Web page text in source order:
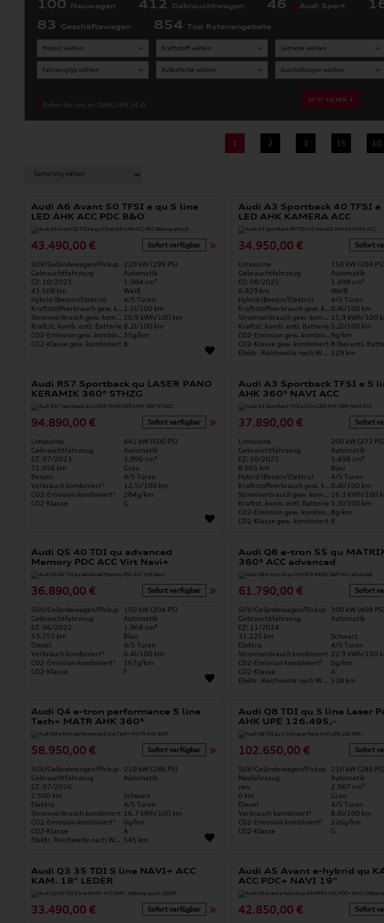
100 Neuwagen 412 Gebrauchtwagen 46 Audi Sport
83 Geschäftswagen 854 Top Ratenangebote
Modell wählen Kraftstoff wählen Getriebe wählen
Fahrzeugtyp wählen Außenfarbe wählen Ausstattungen wählen
JETZT SUCHEN
Rufen Sie uns an: 0841/49 14-0
1 2 3 15 16
Audi A6 Avant 50 TFSI e qu S line
LED AHK ACC PDC B&O
43.490,00 € Sofort verfügbar
SUV/Geländewagen/Pickup
220 kW (299 PS)
Gebrauchtfahrzeug
Automatik
EZ: 10/2023
1.984 cm³
43.508 km
Weiß
Hybrid (Benzin/Elektro)
4/5 Türen
Kraftstoffverbrauch gew. kombiniert 1.5l/100 km
Stromverbrauch gew. kombiniert 20.9 kWh/100 km
Kraftst. komb. entl. Batterie 8.2l/100 km
CO2-Emission gew. kombiniert35g/km
CO2-Klasse gew. kombiniert B
Audi A3 Sportback 40 TFSI e
LED AHK KAMERA ACC
34.950,00 € Sofort
Limousine
150 kW (204 PS)
Gebrauchtfahrzeug
Automatik
EZ: 08/2025
1.498 cm³
6.829 km
Weiß
Hybrid (Benzin/Elektro)
4/5 Türen
Kraftstoffverbrauch gew. kombiniert0.4l/100 km
Stromverbrauch gew. kombiniert 15.9 kWh/100
Kraftst. komb. entl. Batterie 5.2l/100 km
CO2-Emission gew. kombiniert9g/km
CO2-Klasse gew. kombiniert B (bei entl.
Elektr. Reichweite nach WLTP* 129 km
Audi RS7 Sportback qu LASER PANO
KERAMIK 360° STHZG
94.890,00 € Sofort verfügbar
Limousine
441 kW (600 PS)
Gebrauchtfahrzeug
Automatik
EZ: 07/2023
3.996 cm³
71.956 km
Grau
Benzin
4/5 Türen
Verbrauch kombiniert¹
12.5l/100 km
CO2-Emission kombiniert¹
284g/km
CO2-Klasse
G
Audi A3 Sportback TFSI e S
AHK 360° NAVI ACC
37.890,00 € Sofort
Limousine
200 kW (272 PS)
Gebrauchtfahrzeug
Automatik
EZ: 10/2025
1.498 cm³
8.665 km
Blau
Hybrid (Benzin/Elektro)
4/5 Türen
Kraftstoffverbrauch gew. kombiniert0.4l/100 km
Stromverbrauch gew. kombiniert 16.3 kWh/100
Kraftst. komb. entl. Batterie 5.3l/100 km
CO2-Emission gew. kombiniert8g/km
CO2-Klasse gew. kombiniert B
Audi Q5 40 TDI qu advanced
Memory PDC ACC Virt Navi+
36.890,00 € Sofort verfügbar
SUV/Geländewagen/Pickup
150 kW (204 PS)
Gebrauchtfahrzeug
Automatik
EZ: 06/2022
1.968 cm³
53.755 km
Blau
Diesel
4/5 Türen
Verbrauch kombiniert¹
6.4l/100 km
CO2-Emission kombiniert¹
167g/km
CO2-Klasse
F
Audi Q8 e-tron 55 qu
360° ACC advanced
61.790,00 € Sofort
SUV/Geländewagen/Pickup
300 kW (408 PS)
Gebrauchtfahrzeug
Automatik
EZ: 11/2024
31.225 km
Schwarz
Elektro
4/5 Türen
Stromverbrauch kombiniert 22.9 kWh/100
CO2-Emission kombiniert¹
0g/km
CO2-Klasse
A
Elektr. Reichweite nach WLTP* 518 km
Audi Q4 e-tron performance S line
Tech+ MATR AHK 360°
58.950,00 € Sofort verfügbar
SUV/Geländewagen/Pickup
210 kW (286 PS)
Gebrauchtfahrzeug
Automatik
EZ: 07/2026
2.500 km
Schwarz
Elektro
4/5 Türen
Stromverbrauch kombiniert 16.7 kWh/100 km
CO2-Emission kombiniert¹
0g/km
CO2-Klasse
A
Elektr. Reichweite nach WLTP* 545 km
Audi Q8 TDI qu S line Laser
AHK UPE 126.495,-
102.650,00 € Sofort
SUV/Geländewagen/Pickup
210 kW (286 PS)
Neufahrzeug
Automatik
neu
2.967 cm³
0 km
Grau
Diesel
4/5 Türen
Verbrauch kombiniert¹
8.6l/100 km
CO2-Emission kombiniert¹
226g/km
CO2-Klasse
G
Audi Q3 35 TDI S line NAVI+ ACC
KAM. 18" LEDER
33.490,00 € Sofort verfügbar
Audi A5 Avant e-hybrid qu
ACC PDC+ NAVI 19"
42.850,00 € Sofort